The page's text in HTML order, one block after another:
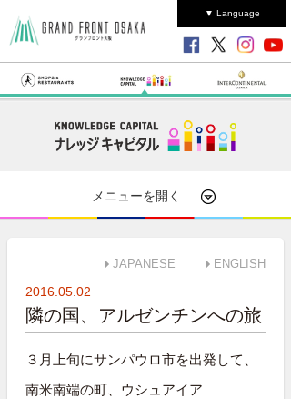
▼ Language
メニューを開く
JAPANESE ENGLISH
2016.05.02
隣の国、アルゼンチンへの旅
３月上旬にサンパウロ市を出発して、
南米南端の町、ウシュアイア